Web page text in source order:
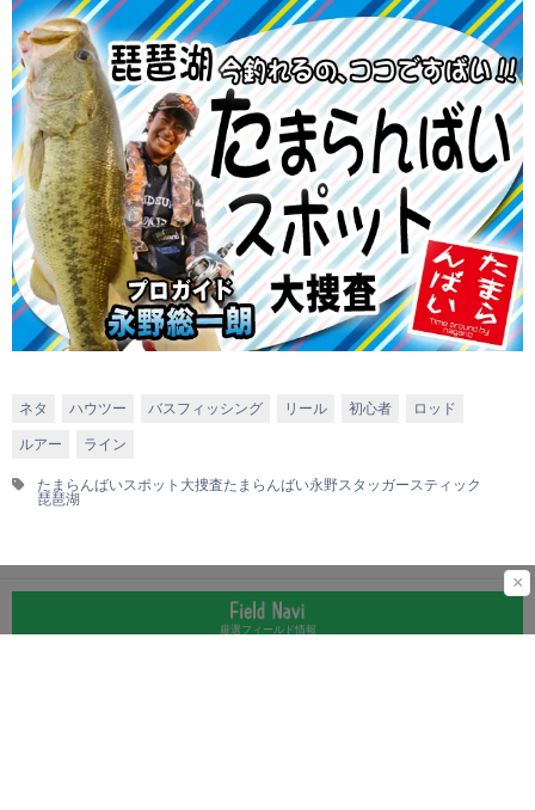
ネタ ハウツー バスフィッシング リール 初心者 ロッド
ルアー ライン
たまらんばいスポット大捜査たまらんばい永野スタッガースティック
琵琶湖
×
厳選フィールド情報